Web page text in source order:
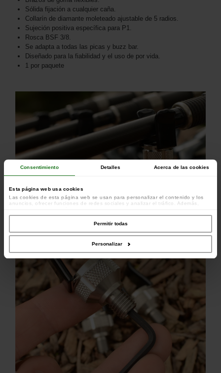
Consentimiento Detalles Acerca de las cookies
Esta página web usa cookies
Las cookies de esta página web se usan para personalizar el contenido y los
anuncios, ofrecer funciones de redes sociales y analizar el tráfico. Además,
colaboradores de redes sociales, publicidad y análisis web, quienes pueden
combinarla con otra información que les haya proporcionado o que hayan
recopilado a partir del uso que haya hecho de sus servicios.
Permitir todas
Personalizar
Sólida fijación a cualquier caña.
Collarín de diamante moleteado ajustable de 5 radios.
Sujeción positiva específica para P1.
Rosca BSF 3/8.
Se adapta a todas las picas y buzz bar.
Diseñado para la fiabilidad y el uso de por vida.
1 por paquete
Se adapta a todas las picas y buzz bar.